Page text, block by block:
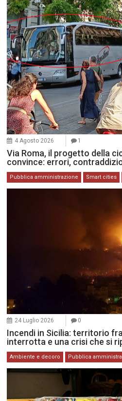
4 Agosto 2026 1
Via Roma, il progetto della
convince: errori,
Pubblica amministrazione Smart cities
24 Luglio 2026 0
Incendi in Sicilia: territorio
interrotta e una crisi che si
Ambiente e decoro Pubblica